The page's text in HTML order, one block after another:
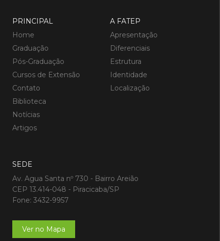
PRINCIPAL
Home
Graduação
Pós-Graduação
Cursos de Extensão
Contato
Biblioteca
Notícias
Artigos
A FATEP
Apresentação
Diferenciais
Estrutura
Identidade
Localização
SEDE
Av. Agua Santa nº 730 - Bairro Areião
CEP 13.414-048 - Piracicaba/SP
Fone: 3432-9957
Ver no Mapa